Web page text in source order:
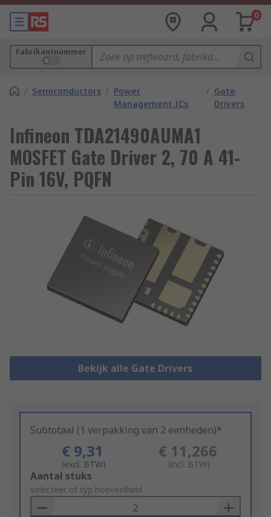
0
Fabrikantnummer
/ Semiconductors / Power
Management ICs
/ Gate
Drivers
Infineon TDA21490AUMA1
MOSFET Gate Driver 2, 70 A 41-
Pin 16V, PQFN
Bekijk alle Gate Drivers
Subtotaal (1 verpakking van 2 eenheden)*
€ 9,31
(excl. BTW)
€ 11,266
(incl. BTW)
Add
to
Basket
Aantal stuks
selecteer of typ hoeveelheid